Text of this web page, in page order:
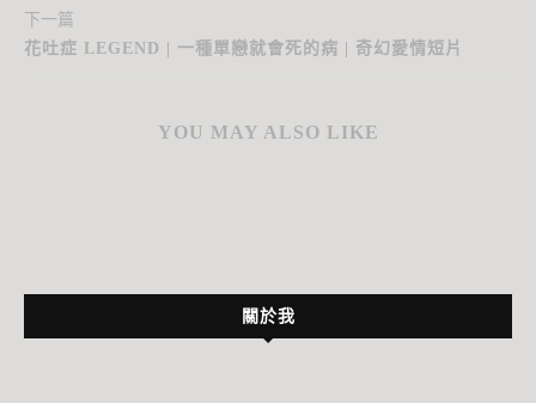
下一篇
花吐症 LEGEND | 一種單戀就會死的病 | 奇幻愛情短片
YOU MAY ALSO LIKE
關於我